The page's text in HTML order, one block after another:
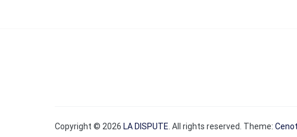
Copyright © 2026 LA DISPUTE . All rights reserved. Theme: